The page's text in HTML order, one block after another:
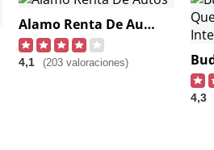
Alamo Renta De Autos
4,1 (203 valoraciones)
4,3